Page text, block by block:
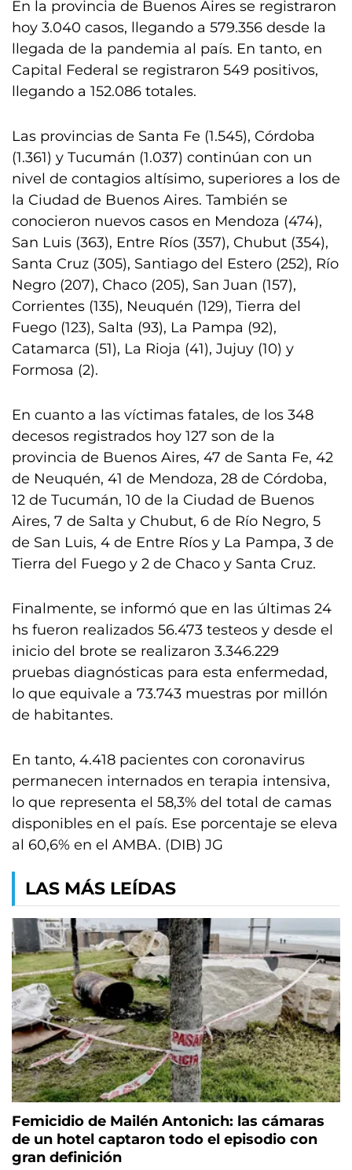
En la provincia de Buenos Aires se registraron
hoy 3.040 casos, llegando a 579.356 desde la
llegada de la pandemia al país. En tanto, en
Capital Federal se registraron 549 positivos,
llegando a 152.086 totales.
Las provincias de Santa Fe (1.545), Córdoba
(1.361) y Tucumán (1.037) continúan con un
nivel de contagios altísimo, superiores a los de
la Ciudad de Buenos Aires. También se
conocieron nuevos casos en Mendoza (474),
San Luis (363), Entre Ríos (357), Chubut (354),
Santa Cruz (305), Santiago del Estero (252), Río
Negro (207), Chaco (205), San Juan (157),
Corrientes (135), Neuquén (129), Tierra del
Fuego (123), Salta (93), La Pampa (92),
Catamarca (51), La Rioja (41), Jujuy (10) y
Formosa (2).
En cuanto a las víctimas fatales, de los 348
decesos registrados hoy 127 son de la
provincia de Buenos Aires, 47 de Santa Fe, 42
de Neuquén, 41 de Mendoza, 28 de Córdoba,
12 de Tucumán, 10 de la Ciudad de Buenos
Aires, 7 de Salta y Chubut, 6 de Río Negro, 5
de San Luis, 4 de Entre Ríos y La Pampa, 3 de
Tierra del Fuego y 2 de Chaco y Santa Cruz.
Finalmente, se informó que en las últimas 24
hs fueron realizados 56.473 testeos y desde el
inicio del brote se realizaron 3.346.229
pruebas diagnósticas para esta enfermedad,
lo que equivale a 73.743 muestras por millón
de habitantes.
En tanto, 4.418 pacientes con coronavirus
permanecen internados en terapia intensiva,
lo que representa el 58,3% del total de camas
disponibles en el país. Ese porcentaje se eleva
al 60,6% en el AMBA. (DIB) JG
LAS MÁS LEÍDAS
Femicidio de Mailén Antonich: las cámaras
de un hotel captaron todo el episodio con
gran definición